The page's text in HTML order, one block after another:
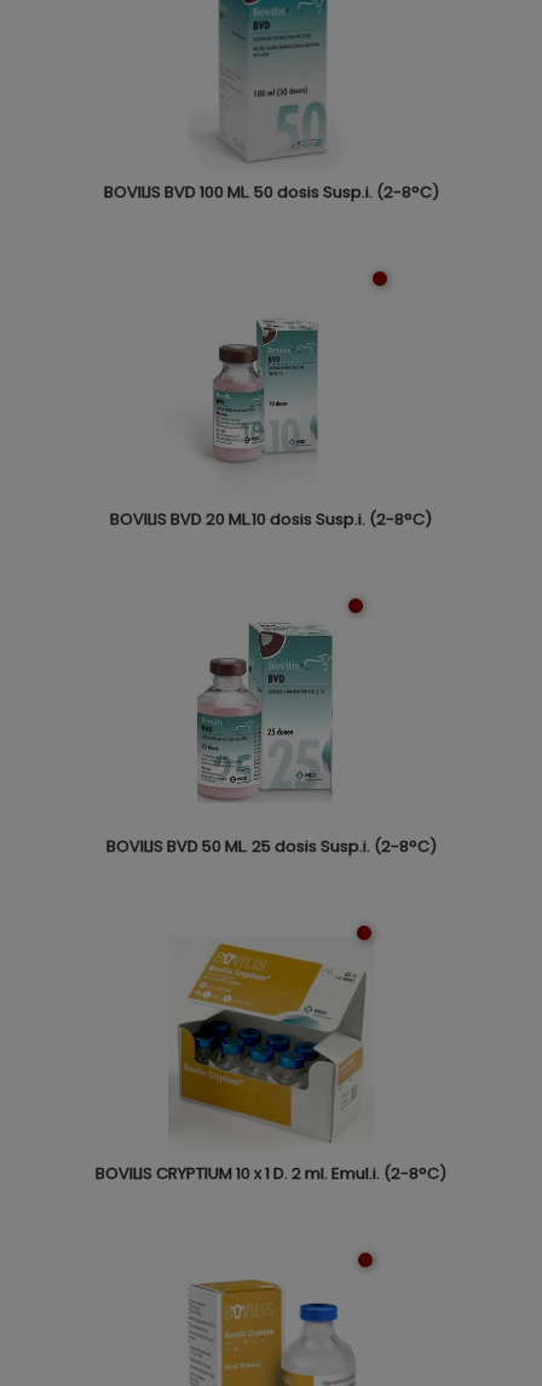
BOVILIS BVD 100 ML. 50 dosis Susp.i. (2-8°C)
BOVILIS BVD 20 ML.10 dosis Susp.i. (2-8°C)
BOVILIS BVD 50 ML. 25 dosis Susp.i. (2-8°C)
BOVILIS CRYPTIUM 10 x 1 D. 2 ml. Emul.i. (2-8°C)